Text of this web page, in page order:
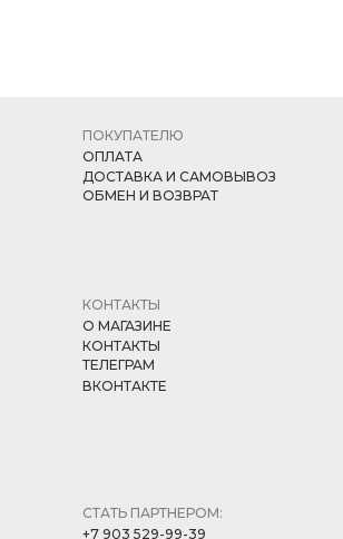
СТАТЬ ПАРТНЕРОМ:
+7 903 529-99-39
КОНТАКТЫ
О МАГАЗИНЕ
КОНТАКТЫ
ТЕЛЕГРАМ
ВКОНТАКТЕ
ПОКУПАТЕЛЮ
ОПЛАТА
ДОСТАВКА И САМОВЫВОЗ
ОБМЕН И ВОЗВРАТ